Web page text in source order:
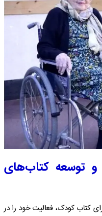
توسعه کتاب‌های
شورای کتاب کودک، فعالیت خود را در